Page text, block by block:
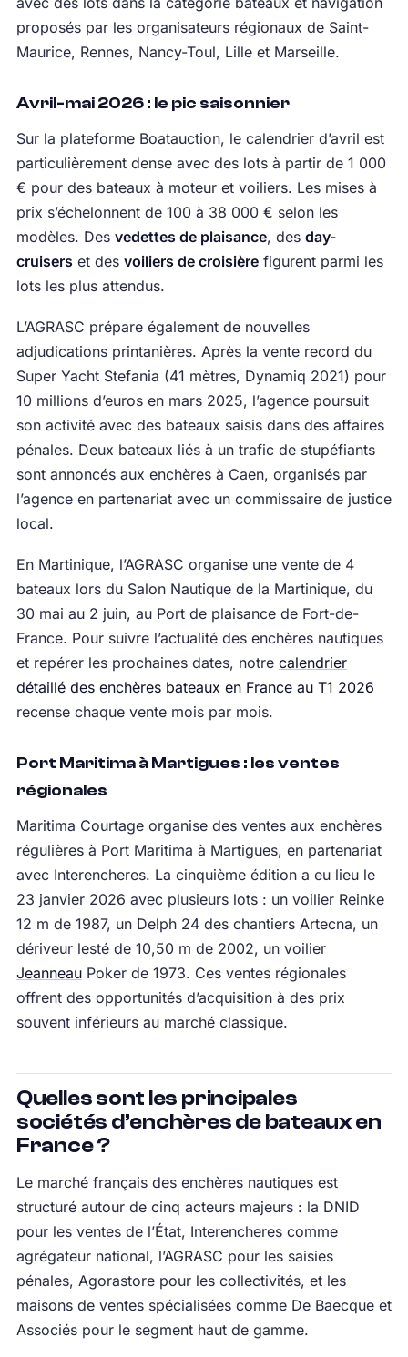
proposés par les organisateurs régionaux de Saint-
Maurice, Rennes, Nancy-Toul, Lille et Marseille.
Avril-mai 2026 : le pic saisonnier
Sur la plateforme Boatauction, le calendrier d’avril est
particulièrement dense avec des lots à partir de 1 000
€ pour des bateaux à moteur et voiliers. Les mises à
prix s’échelonnent de 100 à 38 000 € selon les
modèles. Des vedettes de plaisance, des day-
cruisers et des voiliers de croisièrefigurent parmi les
lots les plus attendus.
L’AGRASC prépare également de nouvelles
adjudications printanières. Après la vente record du
Super Yacht Stefania (41 mètres, Dynamiq 2021) pour
10 millions d’euros en mars 2025, l’agence poursuit
son activité avec des bateaux saisis dans des affaires
pénales. Deux bateaux liés à un trafic de stupéfiants
sont annoncés aux enchères à Caen, organisés par
l’agence en partenariat avec un commissaire de justice
local.
En Martinique, l’AGRASC organise une vente de 4
bateaux lors du Salon Nautique de la Martinique, du
30 mai au 2 juin, au Port de plaisance de Fort-de-
France. Pour suivre l’actualité des enchères nautiques
et repérer les prochaines dates, notre calendrier
détaillé des enchères bateaux en France au T1 2026
recense chaque vente mois par mois.
Port Maritima à Martigues : les ventes
régionales
Maritima Courtage organise des ventes aux enchères
régulières à Port Maritima à Martigues, en partenariat
avec Interencheres. La cinquième édition a eu lieu le
23 janvier 2026 avec plusieurs lots : un voilier Reinke
12 m de 1987, un Delph 24 des chantiers Artecna, un
dériveur lesté de 10,50 m de 2002, un voilier
JeanneauPoker de 1973. Ces ventes régionales
offrent des opportunités d’acquisition à des prix
souvent inférieurs au marché classique.
Quelles sont les principales
sociétés d’enchères de bateaux en
France ?
Le marché français des enchères nautiques est
structuré autour de cinq acteurs majeurs : la DNID
pour les ventes de l’État, Interencheres comme
agrégateur national, l’AGRASC pour les saisies
pénales, Agorastore pour les collectivités, et les
maisons de ventes spécialisées comme De Baecque et
Associés pour le segment haut de gamme.